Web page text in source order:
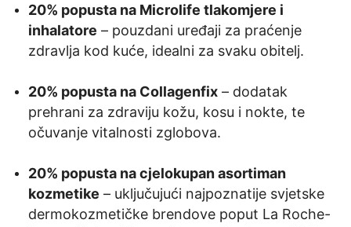
20% popusta na Microlife tlakomjere i
inhalatore – pouzdani uređaji za praćenje
zdravlja kod kuće, idealni za svaku obitelj.
20% popusta na Collagenfix – dodatak
prehrani za zdraviju kožu, kosu i nokte, te
očuvanje vitalnosti zglobova.
20% popusta na cjelokupan asortiman
kozmetike – uključujući najpoznatije svjetske
dermokozmetičke brendove poput La Roche-